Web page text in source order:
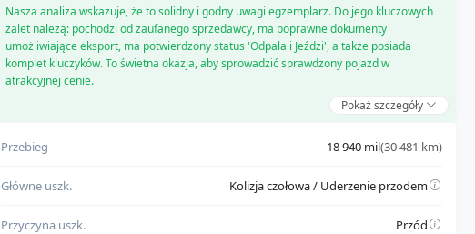
Nasza analiza wskazuje, że to solidny i godny uwagi egzemplarz. Do jego kluczowych
zalet należą: pochodzi od zaufanego sprzedawcy, ma poprawne dokumenty
umożliwiające eksport, ma potwierdzony status 'Odpala i Jeździ', a także posiada
komplet kluczyków. To świetna okazja, aby sprowadzić sprawdzony pojazd w
atrakcyjnej cenie.
Pokaż szczegóły
pochodzi od zaufanego sprzedawcy
ma potwierdzony status 'Odpala i Jeździ'
Przebieg 18 940 mil(30 481 km)
Główne uszk. Kolizja czołowa / Uderzenie przodem
Przyczyna uszk. Przód